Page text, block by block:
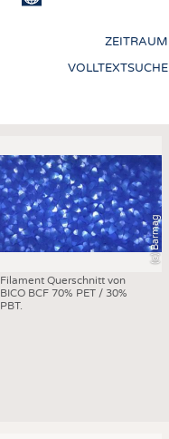
ZEITRAUM
VOLLTEXTSUCHE
(c) Barmag
Filament Querschnitt von
BICO BCF 70% PET / 30%
PBT.